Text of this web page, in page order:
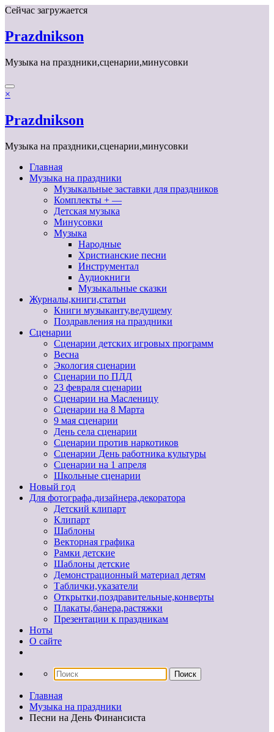
Перейти
содержимому
Сейчас загружается
Prazdnikson
Музыка на праздники,сценарии,минусовки
×
Prazdnikson
Музыка на праздники,сценарии,минусовки
Главная
Музыка на праздники
Музыкальные заставки для праздников
Комплекты + —
Детская музыка
Минусовки
Музыка
Народные
Христианские песни
Инструментал
Аудиокниги
Музыкальные сказки
Журналы,книги,статьи
Книги музыканту,ведущему
Поздравления на праздники
Сценарии
Сценарии детских игровых программ
Весна
Экология сценарии
Сценарии по ПДД
23 февраля сценарии
Сценарии на Масленицу
Сценарии на 8 Марта
9 мая сценарии
День села сценарии
Сценарии против наркотиков
Сценарии День работника культуры
Сценарии на 1 апреля
Школьные сценарии
Новый год
Для фотографа,дизайнера,декоратора
Детский клипарт
Клипарт
Шаблоны
Векторная графика
Рамки детские
Шаблоны детские
Демонстрационный материал детям
Таблички,указатели
Открытки,поздравительные,конверты
Плакаты,банера,растяжки
Презентации к праздникам
Ноты
О сайте
Главная
Музыка на праздники
Песни на День Финансиста